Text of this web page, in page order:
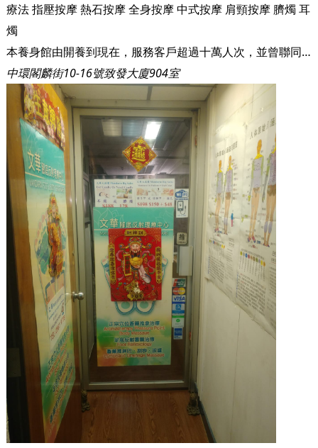
療法指壓按摩熱石按摩全身按摩中式按摩 肩頸按摩 臍燭 耳
燭
本養身館由開養到現在，服務客戶超過十萬人次，並曾聯同中大教授聯同治療頑病客人，並得到很好的口碑。 Free Wi-Fi, Free Mobile Charging
中環閣麟街10-16號致發大廈904室